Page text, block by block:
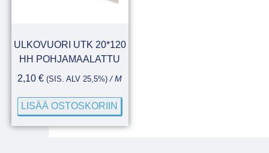
ULKOVUORI UTK 20*120
HH POHJAMAALATTU
2,10€ (SIS. ALV 25,5%) / M
LISÄÄ OSTOSKORIIN